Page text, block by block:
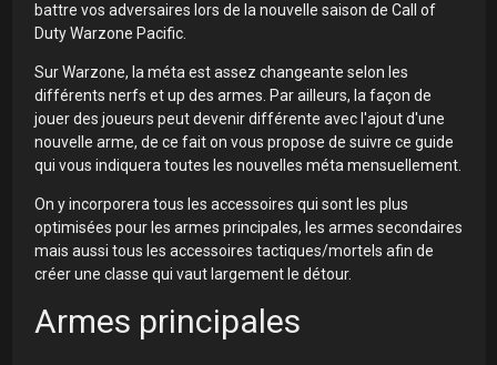
battre vos adversaires lors de la nouvelle saison de Call of
Duty Warzone Pacific.
Sur Warzone, la méta est assez changeante selon les
différents nerfs et up des armes. Par ailleurs, la façon de
jouer des joueurs peut devenir différente avec l'ajout d'une
nouvelle arme, de ce fait on vous propose de suivre ce guide
qui vous indiquera toutes les nouvelles méta mensuellement.
On y incorporera tous les accessoires qui sont les plus
optimisées pour les armes principales, les armes secondaires
mais aussi tous les accessoires tactiques/mortels afin de
créer une classe qui vaut largement le détour.
Armes principales